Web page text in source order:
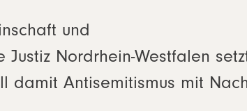
und
Nordrhein-Westfalen
damit Antisemitismus mit